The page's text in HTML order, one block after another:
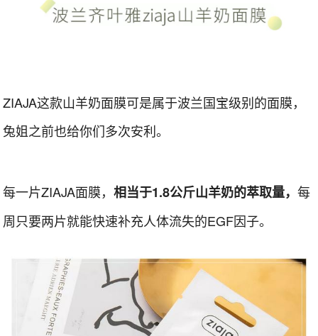
ZIAJA这款山羊奶面膜可是属于波兰国宝级别的面膜，
兔姐之前也给你们多次安利。
每一片ZIAJA面膜，相当于1.8公斤山羊奶的萃取量，每
周只要两片就能快速补充人体流失的EGF因子。